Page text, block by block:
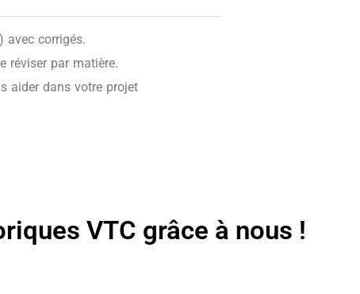
avec corrigés.
réviser par matière.
aider dans votre projet
VTC grâce à nous !